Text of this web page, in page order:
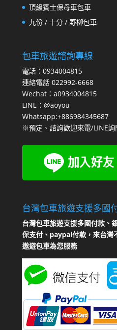
頂級賓士保母車包車
九份 / 十分 / 野柳包車
包車旅遊諮詢專線
電話：0934004815
連絡電話 022992-6668
Wechat：a0934004815
LINE：@aoyou
Whatsapp:+886984345687
※預定、諮詢歡迎來電/LINE詢
台灣包車旅遊支援多國
台灣包車旅遊支援多國付款、
保支付、paypal付款，來台灣
遨遊包車為您服務